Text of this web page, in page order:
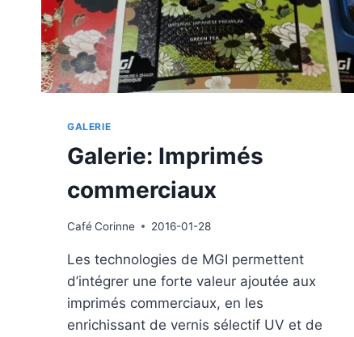
GALERIE
Galerie: Imprimés
commerciaux
CaféCorinne 2016-01-28
Les technologies de MGI permettent
d’intégrer une forte valeur ajoutée aux
imprimés commerciaux, en les
enrichissant de vernis sélectif UV et de